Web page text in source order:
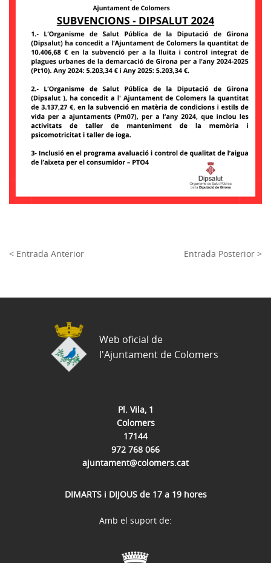
< Entrada Anterior Entrada Posterior >
Pl. Vila, 1
Colomers
17144
972 768 066
ajuntament@colomers.cat
DIMARTS i DIJOUS de 17 a 19 hores
Web oficial de
l'Ajuntament de Colomers
Amb el suport de: